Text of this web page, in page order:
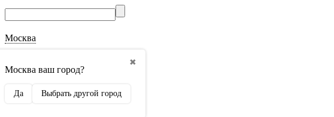
Москва
✖
Москва ваш город?
Да Выбрать другой город
Наши реквизиты
Оптовикам
Сотрудничество